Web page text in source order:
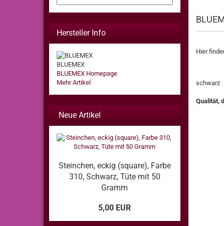
Hier
Qualität,
Hersteller Info
BLUEMEX
BLUEMEX Homepage
Mehr Artikel
Neue Artikel
Steinchen, eckig (square), Farbe
310, Schwarz, Tüte mit 50
Gramm
5,00 EUR